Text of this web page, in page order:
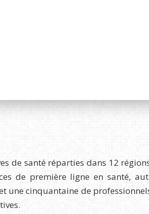
de santé réparties dans 12
de première ligne en santé,
une cinquantaine de